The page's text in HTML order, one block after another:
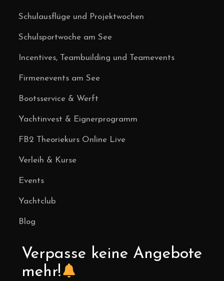
Schulausflüge und Projektwochen
Schulsportwoche am See
Incentives, Teambuilding und Teamevents
Firmenevents am See
Bootsservice & Werft
Yachtinvest & Eignerprogramm
FB2 Theoriekurs Online Live
Verleih & Kurse
Events
Yachtclub
Blog
Verpasse keine Angebote
mehr!